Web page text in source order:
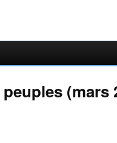
(mars